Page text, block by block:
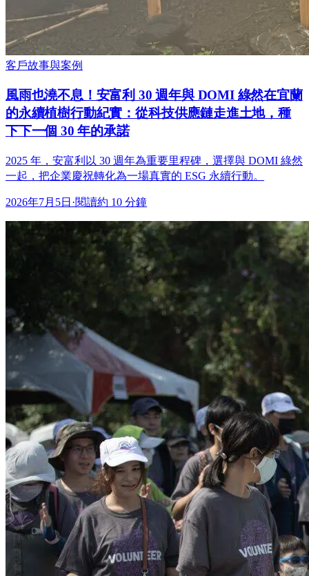
客戶故事與案例
風雨也澆不息！安富利 30 週年與 DOMI 綠然在宜蘭
的永續植樹行動紀實：從科技供應鏈走進土地，種
下下一個 30 年的承諾
2025 年，安富利以 30 週年為重要里程碑，選擇與 DOMI 綠然
一起，把企業慶祝轉化為一場真實的 ESG 永續行動。
2026年7月5日 ·閱讀約 10 分鐘